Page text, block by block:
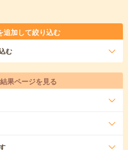
追加して絞り込む
む
果ページを見る